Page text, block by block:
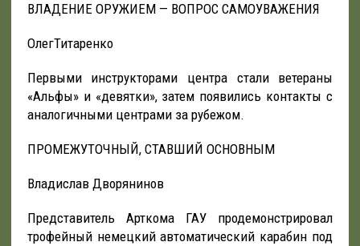
ВЛАДЕНИЕ ОРУЖИЕМ — ВОПРОС САМОУВАЖЕНИЯ
ОлегТитаренко
Первыми инструкторами центра стали ветераны
«Альфы» и «девятки», затем появились контакты с
аналогичными центрами за рубежом.
ПРОМЕЖУТОЧНЫЙ, СТАВШИЙ ОСНОВНЫМ
Владислав Дворянинов
Представитель Арткома ГАУ продемонстрировал
трофейный немецкий автоматический карабин под